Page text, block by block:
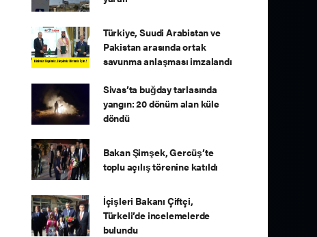
Türkiye, Suudi Arabistan ve
Pakistan arasında ortak
savunma anlaşması imzalandı
Sivas’ta buğday tarlasında
yangın: 20 dönüm alan küle
döndü
Bakan Şimşek, Gercüş’te
toplu açılış törenine katıldı
İçişleri Bakanı Çiftçi,
Türkeli’de incelemelerde
bulundu